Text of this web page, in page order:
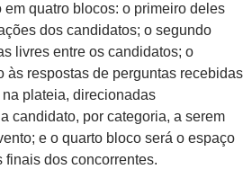
em quatro blocos: o primeiro deles
dos candidatos; o segundo
livres entre os candidatos; o
às respostas de perguntas recebidas
plateia, direcionadas
candidato, por categoria, a serem
e o quarto bloco será o espaço
finais dos concorrentes.